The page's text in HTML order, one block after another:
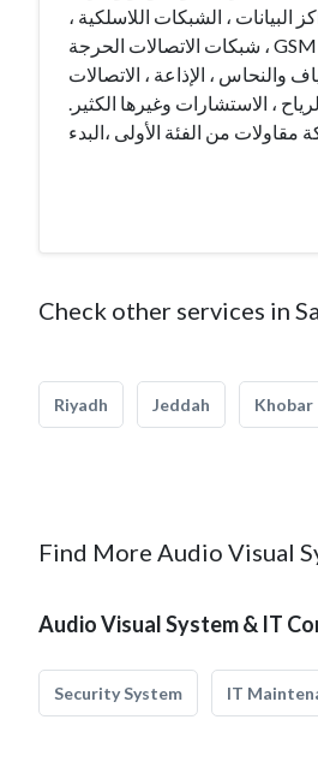
، الشبكات اللاسلكية ،
شبكات الاتصالات الحرجة ، GSM / CDMA / TETRA / LTE ، في حلول البناء ، تطوير البرمجيات ، خدمات القيمة المضافة ، حلول الأمان المتكاملة
والنحاس ، الإذاعة ، الاتصالات
، الاستشارات وغيرها الكثير.
Check other services in
Riyadh Jeddah Khobar
Find More Audio Visual
Audio Visual System & IT
Security System IT